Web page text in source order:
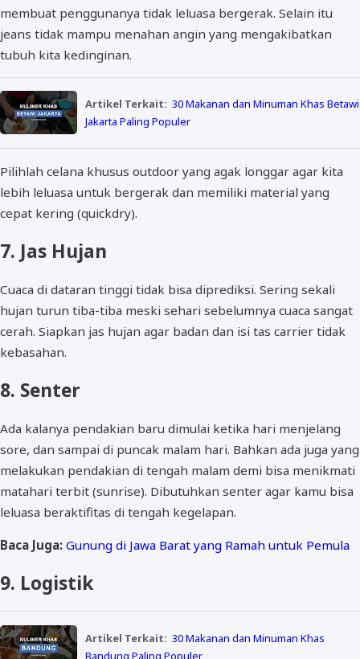
membuat penggunanya tidak leluasa bergerak. Selain itu
jeans tidak mampu menahan angin yang mengakibatkan
tubuh kita kedinginan.
Artikel Terkait: 30 Makanan dan Minuman Khas Betawi
Jakarta Paling Populer
Pilihlah celana khusus outdoor yang agak longgar agar kita
lebih leluasa untuk bergerak dan memiliki material yang
cepat kering (quickdry).
7. Jas Hujan
Cuaca di dataran tinggi tidak bisa diprediksi. Sering sekali
hujan turun tiba-tiba meski sehari sebelumnya cuaca sangat
cerah. Siapkan jas hujan agar badan dan isi tas carrier tidak
kebasahan.
8. Senter
Ada kalanya pendakian baru dimulai ketika hari menjelang
sore, dan sampai di puncak malam hari. Bahkan ada juga yang
melakukan pendakian di tengah malam demi bisa menikmati
matahari terbit (sunrise). Dibutuhkan senter agar kamu bisa
leluasa beraktifitas di tengah kegelapan.
Baca Juga: Gunung di Jawa Barat yang Ramah untuk Pemula
9. Logistik
Artikel Terkait: 30 Makanan dan Minuman Khas
Bandung Paling Populer